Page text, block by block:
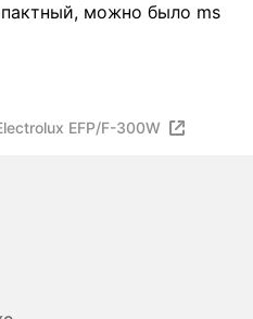
можно было ms
EFP/F-300W